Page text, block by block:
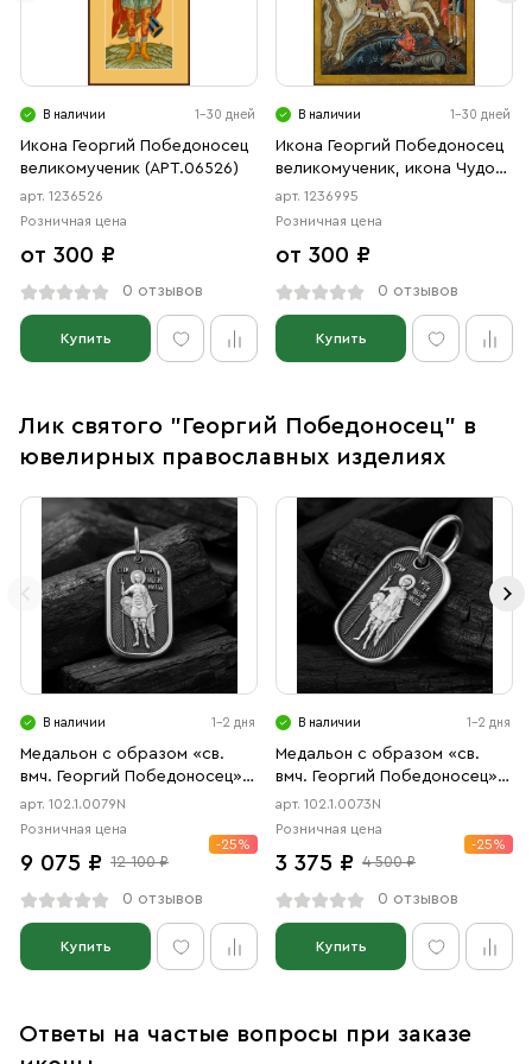
В наличии 1-30 дней
Икона Георгий Победоносец
великомученик (АРТ.06526)
арт. 1236526
Розничная цена
от 300 ₽
0 отзывов
Купить
В наличии 1-30 дней
Икона Георгий Победоносец
великомученик, икона Чудо
Георгия о змие (АРТ.06995)
арт. 1236995
Розничная цена
от 300 ₽
0 отзывов
Купить
Лик святого "Георгий Победоносец" в
ювелирных православных изделиях
В наличии 1-2 дня
Медальон с образом «св.
вмч. Георгий Победоносец»
чернение
арт. 102.1.0079N
Розничная цена
9 075 ₽ 12 100 ₽
-25%
0 отзывов
Купить
В наличии 1-2 дня
Медальон с образом «св.
вмч. Георгий Победоносец»
чернение
арт. 102.1.0073N
Розничная цена
3 375 ₽ 4 500 ₽
-25%
0 отзывов
Купить
Ответы на частые вопросы при заказе